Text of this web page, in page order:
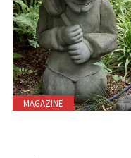
MAGAZINE